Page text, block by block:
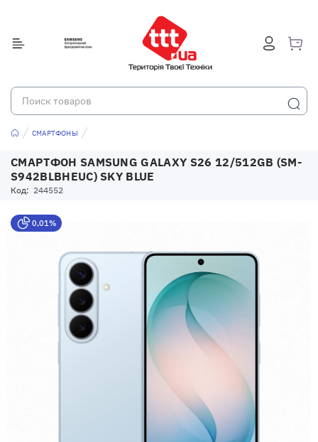
СМАРТФОНЫ
СМАРТФОН SAMSUNG GALAXY S26 12/512GB (SM-
S942BLBHEUC) SKY BLUE
Код: 244552
0,01%